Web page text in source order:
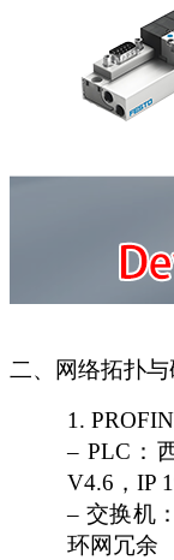
二、网络拓扑
1.
– PLC：
V4.6，IP
– 交换机
环网冗余